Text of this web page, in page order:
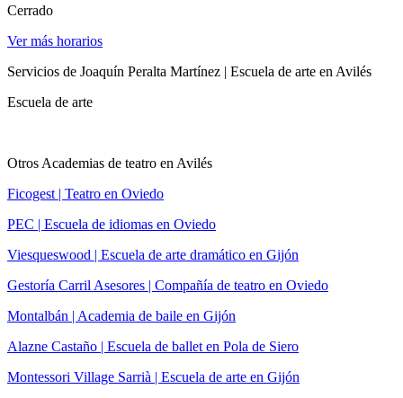
Cerrado
Ver más horarios
Servicios de Joaquín Peralta Martínez | Escuela de arte en Avilés
Escuela de arte
Otros Academias de teatro en Avilés
Ficogest | Teatro en Oviedo
PEC | Escuela de idiomas en Oviedo
Viesqueswood | Escuela de arte dramático en Gijón
Gestoría Carril Asesores | Compañía de teatro en Oviedo
Montalbán | Academia de baile en Gijón
Alazne Castaño | Escuela de ballet en Pola de Siero
Montessori Village Sarrià | Escuela de arte en Gijón